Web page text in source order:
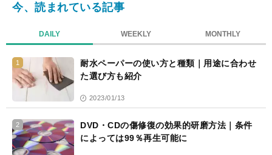
今、読まれている記事
DAILY WEEKLY MONTHLY
1
耐水ペーパーの使い方と種類｜用途に合わせ
た選び方も紹介
2023/01/13
2
DVD・CDの傷修復の効果的研磨方法｜条件
によっては99％再生可能に